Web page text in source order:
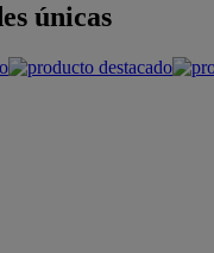
únicas